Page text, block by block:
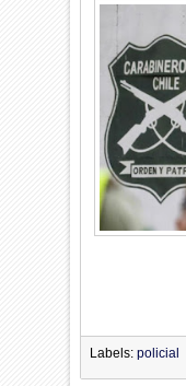
Labels:policial